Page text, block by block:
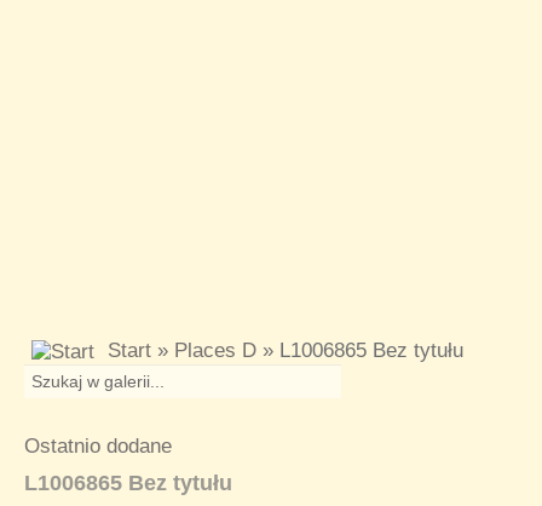
Start » Places D » L1006865 Bez tytułu
Ostatnio dodane
L1006865 Bez tytułu